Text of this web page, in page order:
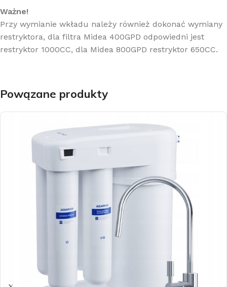
Ważne!
Przy wymianie wkładu należy również dokonać wymiany
restryktora, dla filtra Midea 400GPD odpowiedni jest
restryktor 1000CC, dla Midea 800GPD restryktor 650CC.
Powązane produkty